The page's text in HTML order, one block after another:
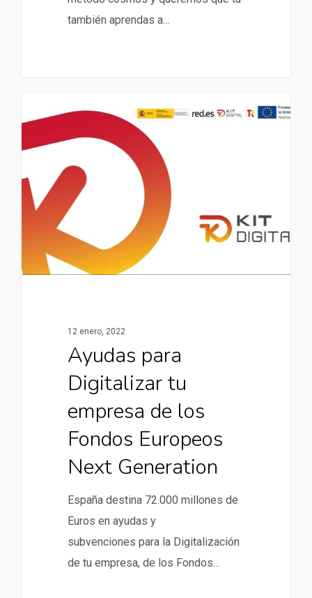
también aprendas a…
12 enero, 2022
Ayudas para
Digitalizar tu
empresa de los
Fondos Europeos
Next Generation
España destina 72.000 millones de
Euros en ayudas y
subvenciones para la Digitalización
de tu empresa, de los Fondos…